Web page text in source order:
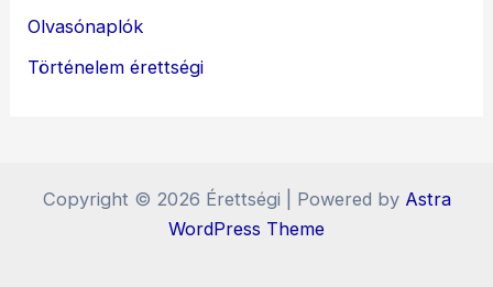
Olvasónaplók
Történelem érettségi
Copyright © 2026 Érettségi | Powered by Astra
WordPress Theme